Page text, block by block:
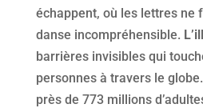
échappent, où les lettres ne
danse incompréhensible.
barrières invisibles qui
personnes à travers le globe.
près de 773 millions